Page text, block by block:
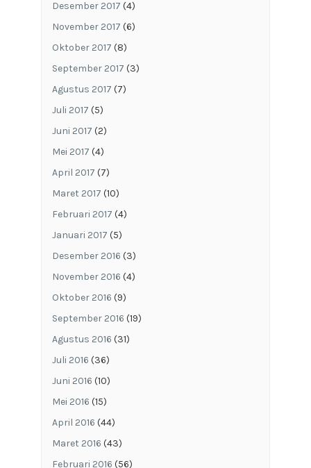
Desember 2017 (4)
November 2017 (6)
Oktober 2017 (8)
September 2017 (3)
Agustus 2017 (7)
Juli 2017 (5)
Juni 2017 (2)
Mei 2017 (4)
April 2017 (7)
Maret 2017 (10)
Februari 2017 (4)
Januari 2017 (5)
Desember 2016 (3)
November 2016 (4)
Oktober 2016 (9)
September 2016 (19)
Agustus 2016 (31)
Juli 2016 (36)
Juni 2016 (10)
Mei 2016 (15)
April 2016 (44)
Maret 2016 (43)
Februari 2016 (56)